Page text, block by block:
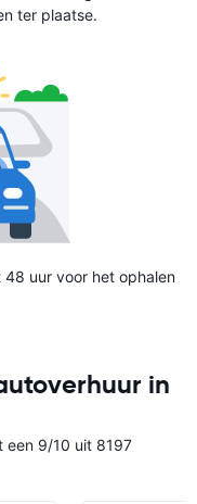
ter plaatse.
48 uur voor het ophalen
in
een 9/10 uit 8197